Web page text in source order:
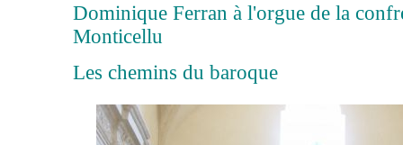
Dominique Ferran à l'orgue de la
Monticellu
Les chemins du baroque